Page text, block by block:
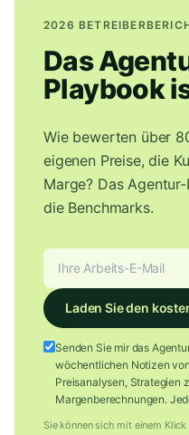
2026
Das
Playbook
Wie bewerten über
eigenen Preise, die
Marge? Das
die Benchmarks.
Laden Sie den
Senden Sie mir das
wöchentlichen Notizen
Preisanalysen, Strategien
Margenberechnungen.
Sie können sich mit einem